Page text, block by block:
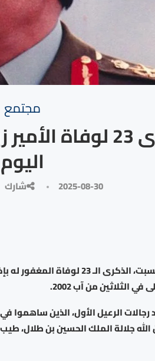
مجتمع
الذكرى 23
اليوم
2025-08-30 شارك
المغفور له بإذن الله سمو
الثلاثين من آب 2002.
الرعيل الأول، الذين ساهموا
الله جلالة الملك الحسين بن طلال،